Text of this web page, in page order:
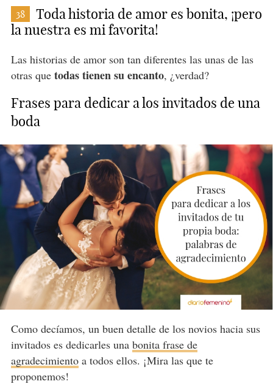
38
Toda historia de amor es bonita, ¡pero
la nuestra es mi favorita!
Las historias de amor son tan diferentes las unas de las
otras que todas tienen su encanto, ¿verdad?
Frases para dedicar a los invitados de una
boda
Como decíamos, un buen detalle de los novios hacia sus
invitados es dedicarles una bonita frase de
agradecimientoa todos ellos. ¡Mira las que te
proponemos!